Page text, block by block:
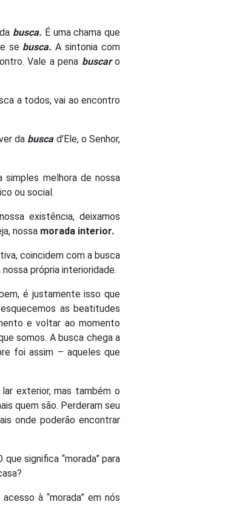
busca. É uma chama que
se busca. A sintonia com
Vale a pena buscaro
a todos, vai ao encontro
da buscad’Ele, o Senhor,
simples melhora de nossa
ou social.
existência, deixamos
nossa morada interior.
coincidem com a busca
própria interioridade.
é justamente isso que
as beatitudes
e voltar ao momento
somos. A busca chega a
foi assim – aqueles que
exterior, mas também o
quem são. Perderam seu
onde poderão encontrar
significa “morada” para
à “morada” em nós